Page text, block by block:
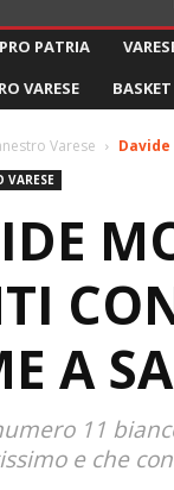
PRO PATRIA
VARESE
BASKET
Varese
VARESE
A
11
e che